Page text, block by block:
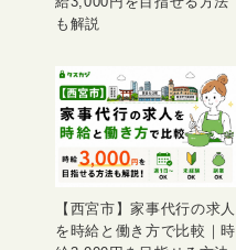
も解説
【西宮市】家事代行の求人
を時給と働き方で比較｜時